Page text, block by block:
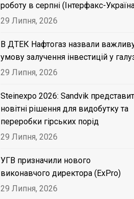
роботу в серпні (Інтерфакс-
29 Липня, 2026
В ДТЕК Нафтогаз назвали
умову залучення інвестицій у
29 Липня, 2026
Steinexpo 2026: Sandvik
новітні рішення для видобутку та
переробки гірських порід
29 Липня, 2026
УГВ призначили нового
виконавчого директора (ExPro)
29 Липня, 2026